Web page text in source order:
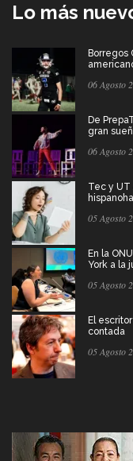
Lo más
Borregos
06 Agosto
De
gran
06 Agosto
Tec y UT
05 Agosto
En la
York a la
05 Agosto
El
contada
05 Agosto